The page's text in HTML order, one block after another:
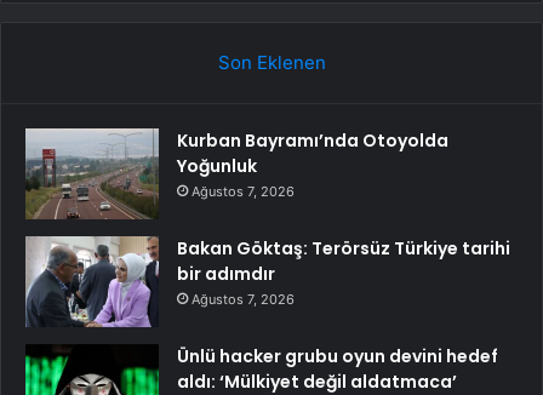
Son Eklenen
Kurban Bayramı’nda Otoyolda
Yoğunluk
Ağustos 7, 2026
Bakan Göktaş: Terörsüz Türkiye tarihi
bir adımdır
Ağustos 7, 2026
Ünlü hacker grubu oyun devini hedef
aldı: ‘Mülkiyet değil aldatmaca’